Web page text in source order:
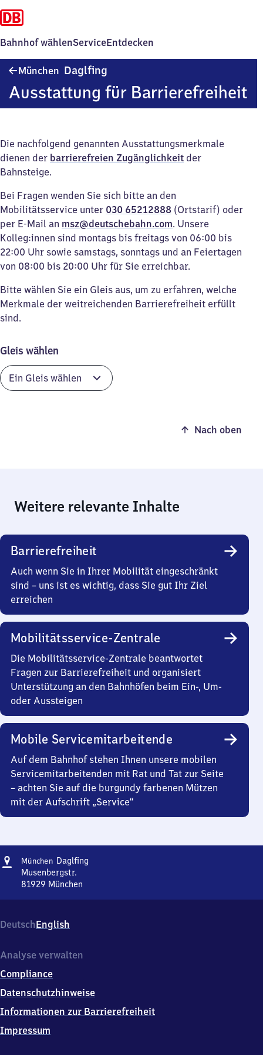
Bahnhof wählenServiceEntdecken
München Daglfing
Ausstattung für Barrierefreiheit
Die nachfolgend genannten Ausstattungsmerkmale
dienen der barrierefreien Zugänglichkeit der
Bahnsteige.
Bei Fragen wenden Sie sich bitte an den
Mobilitätsservice unter 030 65212888 (Ortstarif) oder
per E-Mail an msz@deutschebahn.com. Unsere
Kolleg:innen sind montags bis freitags von 06:00 bis
22:00 Uhr sowie samstags, sonntags und an Feiertagen
von 08:00 bis 20:00 Uhr für Sie erreichbar.
Bitte wählen Sie ein Gleis aus, um zu erfahren, welche
Merkmale der weitreichenden Barrierefreiheit erfüllt
sind.
Gleis wählen
Nach oben
Weitere relevante Inhalte
Barrierefreiheit
Auch wenn Sie in Ihrer Mobilität eingeschränkt
sind – uns ist es wichtig, dass Sie gut Ihr Ziel
erreichen
Mobilitätsservice-Zentrale
Die Mobilitätsservice-Zentrale beantwortet
Fragen zur Barrierefreiheit und organisiert
Unterstützung an den Bahnhöfen beim Ein-, Um-
oder Aussteigen
Mobile Servicemitarbeitende
Auf dem Bahnhof stehen Ihnen unsere mobilen
Servicemitarbeitenden mit Rat und Tat zur Seite
– achten Sie auf die burgundy farbenen Mützen
mit der Aufschrift „Service“
Adresse
München DaglfingMünchen-
Musenbergstr.
81929 München
Musenbergstr.,
8
9
9
München
DeutschEnglish
Analyse verwalten
Compliance
Datenschutzhinweise
Informationen zur Barrierefreiheit
Impressum